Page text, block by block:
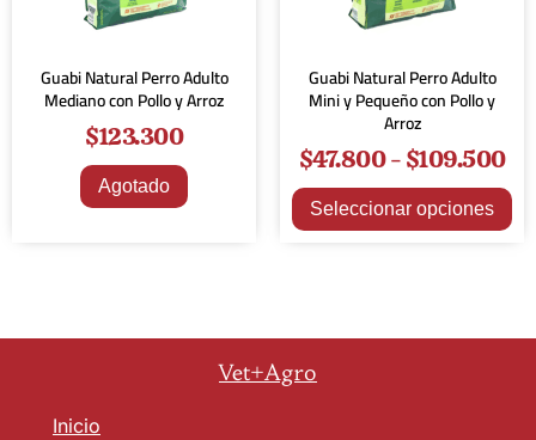
Guabi Natural Perro Adulto
Mediano con Pollo y Arroz
$123.300
Agotado
Guabi Natural Perro Adulto
Mini y Pequeño con Pollo y
Arroz
$47.800-$109.500
Seleccionar opciones
Vet+Agro
Inicio